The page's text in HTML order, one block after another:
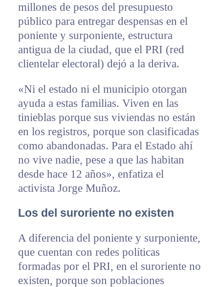
millones de pesos del presupuesto
público para entregar despensas en el
poniente y surponiente, estructura
antigua de la ciudad, que el PRI (red
clientelar electoral) dejó a la deriva.
«Ni el estado ni el municipio otorgan
ayuda a estas familias. Viven en las
tinieblas porque sus viviendas no están
en los registros, porque son clasificadas
como abandonadas. Para el Estado ahí
no vive nadie, pese a que las habitan
desde hace 12 años», enfatiza el
activista Jorge Muñoz.
Los del suroriente no existen
A diferencia del poniente y surponiente,
que cuentan con redes políticas
formadas por el PRI, en el suroriente no
existen, porque son poblaciones